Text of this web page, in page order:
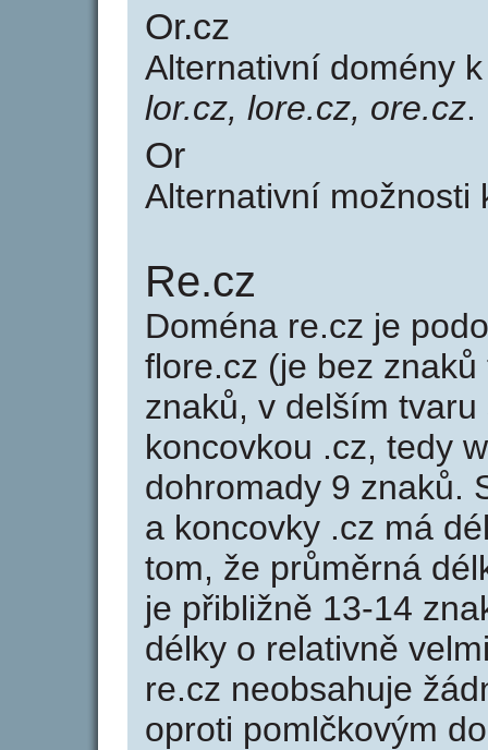
Or.cz
Alternativní domény
lor.cz, lore.cz, ore.cz.
Or
Alternativní možnosti
Re.cz
Doména re.cz je
flore.cz (je bez
znaků, v delším
koncovkou .cz, tedy
dohromady 9 znaků.
a koncovky .cz má
tom, že průměrná
je přibližně 13-14
délky o relativně
re.cz neobsahuje
oproti pomlčkovým